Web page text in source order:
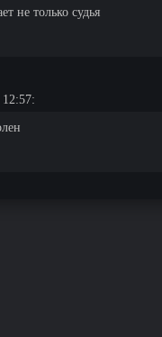
не только судья
12:57: